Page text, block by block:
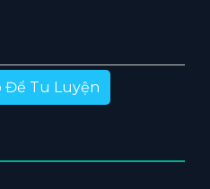
Để Tu Luyện